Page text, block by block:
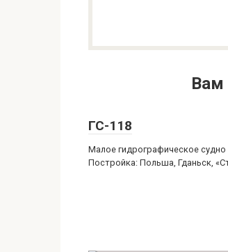
Вам
ГС-118
Малое гидрографическое судно
Постройка: Польша, Гданьск,